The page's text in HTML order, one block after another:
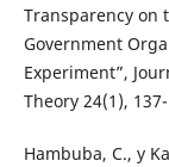
Transparency on
Government
Experiment”,
Theory 24(1),
Hambuba, C., y